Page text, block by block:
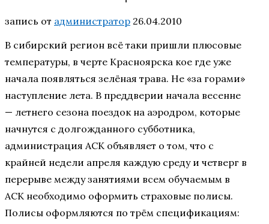
запись от администратор 26.04.2010
В сибирский регион всё таки пришли плюсовые
температуры, в черте Красноярска кое где уже
начала появляться зелёная трава. Не «за горами»
наступление лета. В преддверии начала весенне
— летнего сезона поездок на аэродром, которые
начнутся с долгожданного субботника,
администрация АСК объявляет о том, что с
крайней недели апреля каждую среду и четверг в
перерыве между занятиями всем обучаемым в
АСК необходимо оформить страховые полисы.
Полисы оформляются по трём спецификациям: